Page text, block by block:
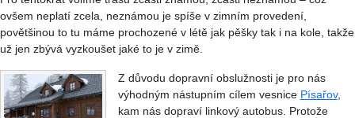
ovšem neplatí zcela, neznámou je spíše v zimním provedení,
povětšinou to tu máme prochozené v létě jak pěšky tak i na kole, takže
už jen zbývá vyzkoušet jaké to je v zimě.
Z důvodu dopravní obslužnosti je pro nás
výhodným nástupním cílem vesnice Písařov,
kam nás dopraví linkový autobus. Protože